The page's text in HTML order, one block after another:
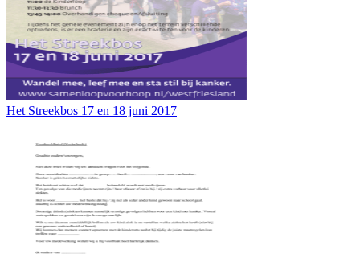
Het Streekbos 17 en 18 juni 2017